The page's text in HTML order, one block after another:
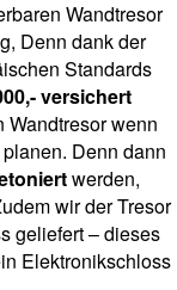
Wandtresor
Denn dank der
Standards
versichert
Wandtresor wenn
Denn dann
werden,
wir der Tresor
geliefert – dieses
Elektronikschloss